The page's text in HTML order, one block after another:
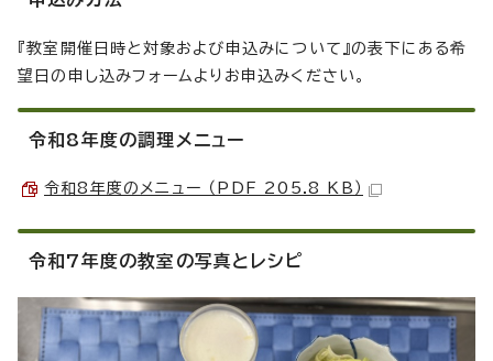
『教室開催日時と対象および申込みについて』の表下にある希
望日の申し込みフォームよりお申込みください。
令和8年度の調理メニュー
令和8年度のメニュー （PDF 205.8 KB）
令和7年度の教室の写真とレシピ